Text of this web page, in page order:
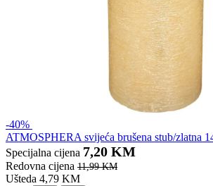
-40%
ATMOSPHERA svijeća brušena stub/zlatna
Specijalna cijena 7,20 KM
Redovna cijena 11,99 KM
Ušteda 4,79 KM